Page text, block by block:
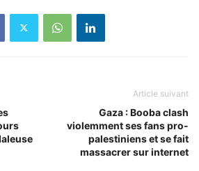
Article suivant
Gaza : Booba clash
violemment ses fans pro-
palestiniens et se fait
massacrer sur internet